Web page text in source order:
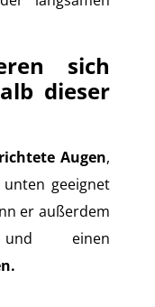
sich
dieser
Augen,
geeignet
er außerdem
einen